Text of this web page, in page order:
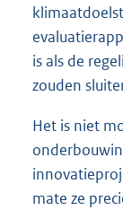
is als de
zouden
Het is niet
mate ze